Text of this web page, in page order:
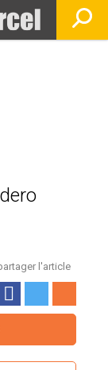
l'article